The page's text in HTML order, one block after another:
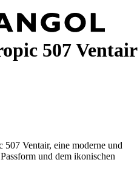
507 Ventair
Ventair, eine moderne und
und dem ikonischen